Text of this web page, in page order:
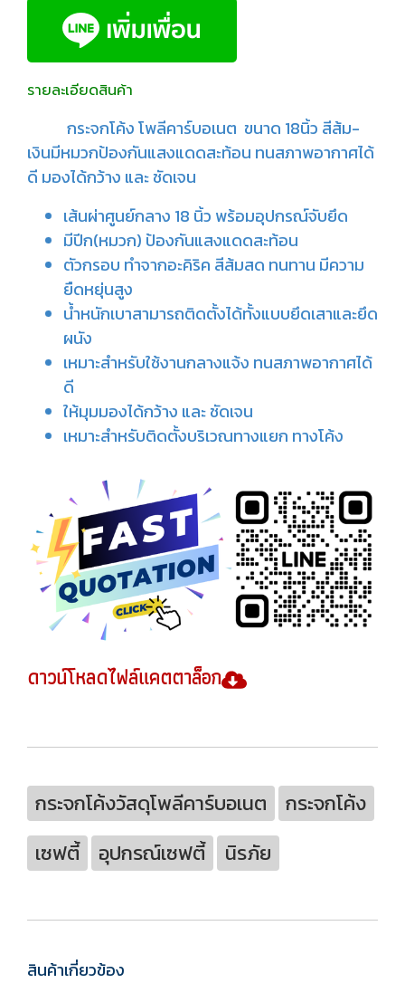
รายละเอียดสินค้า
กระจกโค้ง โพลีคาร์บอเนต ขนาด 18นิ้ว สีส้ม-
เงินมีหมวกป้องกันแสงแดดสะท้อน ทนสภาพอากาศได้
ดี มองได้กว้าง และ ชัดเจน
เส้นผ่าศูนย์กลาง 18 นิ้ว พร้อมอุปกรณ์จับยึด
มีปีก(หมวก) ป้องกันแสงแดดสะท้อน
ตัวกรอบ ทำจากอะคิริค สีส้มสด ทนทาน มีความ
ยืดหยุ่นสูง
น้ำหนักเบาสามารถติดตั้งได้ทั้งแบบยึดเสาและยึด
ผนัง
เหมาะสำหรับใช้งานกลางแจ้ง ทนสภาพอากาศได้
ดี
ให้มุมมองได้กว้าง และ ชัดเจน
เหมาะสำหรับติดตั้งบริเวณทางแยก ทางโค้ง
ดาวน์โหลดไฟล์แคตตาล็อก
กระจกโค้งวัสดุโพลีคาร์บอเนต
กระจกโค้ง
เซฟตี้
อุปกรณ์เซฟตี้ นิรภัย
สินค้าเกี่ยวข้อง